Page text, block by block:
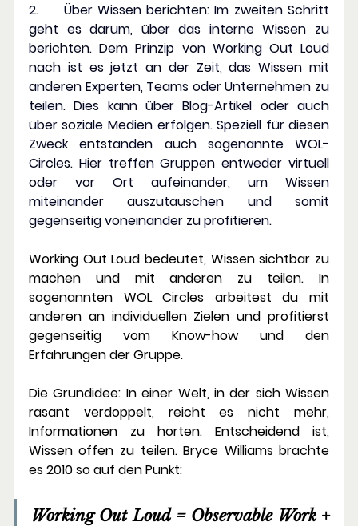
2. Über Wissen berichten: Im zweiten Schritt
geht es darum, über das interne Wissen zu
berichten. Dem Prinzip von Working Out Loud
nach ist es jetzt an der Zeit, das Wissen mit
anderen Experten, Teams oder Unternehmen zu
teilen. Dies kann über Blog-Artikel oder auch
über soziale Medien erfolgen. Speziell für diesen
Zweck entstanden auch sogenannte WOL-
Circles. Hier treffen Gruppen entweder virtuell
oder vor Ort aufeinander, um Wissen
miteinander auszutauschen und somit
gegenseitig voneinander zu profitieren.
Working Out Loud bedeutet, Wissen sichtbar zu
machen und mit anderen zu teilen. In
sogenannten WOL Circles arbeitest du mit
anderen an individuellen Zielen und profitierst
gegenseitig vom Know-how und den
Erfahrungen der Gruppe.
Die Grundidee: In einer Welt, in der sich Wissen
rasant verdoppelt, reicht es nicht mehr,
Informationen zu horten. Entscheidend ist,
Wissen offen zu teilen. Bryce Williams brachte
es 2010 so auf den Punkt:
Working Out Loud = Observable Work +